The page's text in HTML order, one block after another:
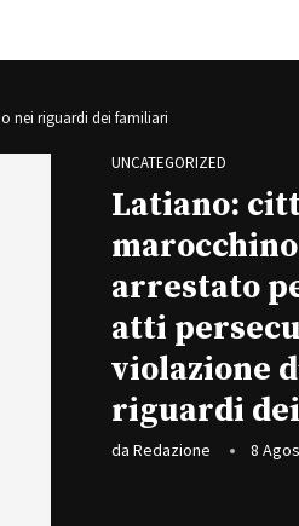
nei riguardi dei familiari
UNCATEGORIZED
Latiano:
arrestato
atti
violazione
riguardi
da Redazione 8